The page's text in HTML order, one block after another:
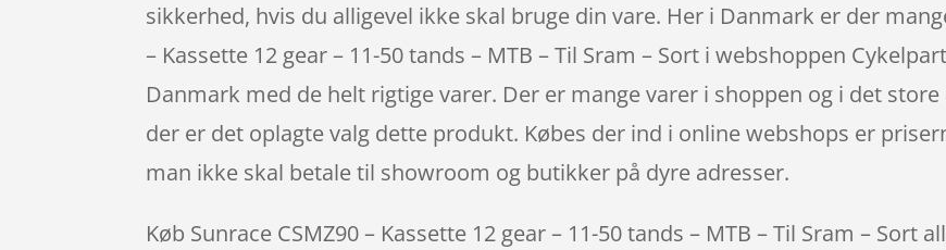
sikkerhed, hvis du alligevel ikke skal bruge din vare. Her i Danmark er der
– Kassette 12 gear – 11-50 tands – MTB – Til Sram – Sort i webshoppen
Danmark med de helt rigtige varer. Der er mange varer i shoppen og i det
der er det oplagte valg dette produkt. Købes der ind i online webshops er
man ikke skal betale til showroom og butikker på dyre adresser.
Køb Sunrace CSMZ90 – Kassette 12 gear – 11-50 tands – MTB – Til Sram – Sort